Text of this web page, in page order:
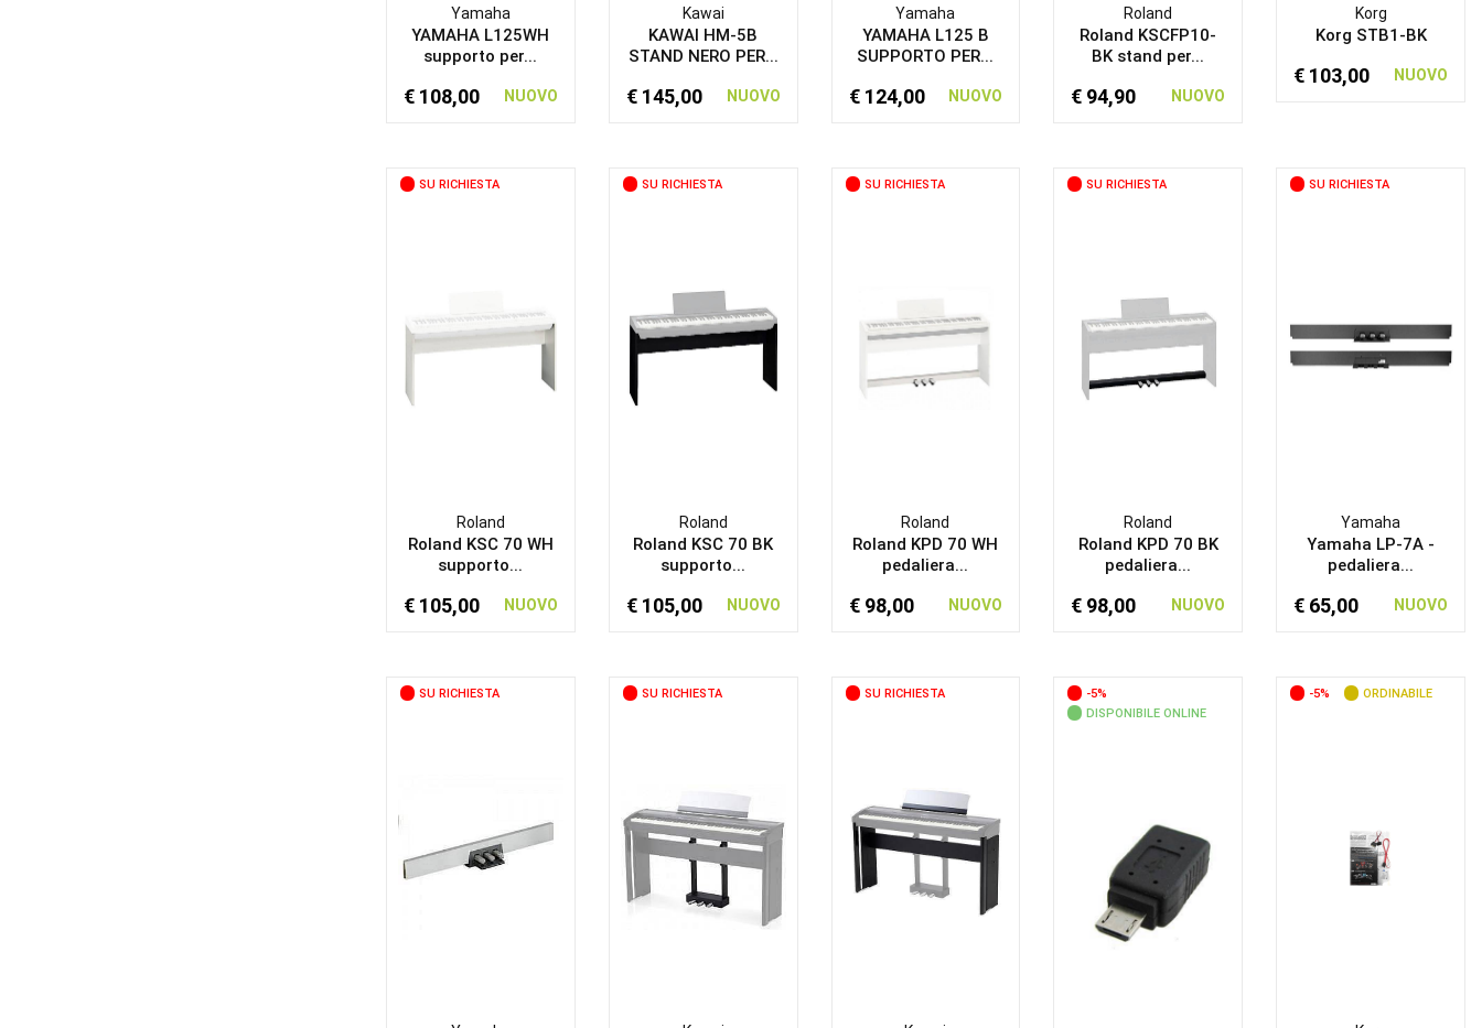
Yamaha
YAMAHA L125WH
supporto per...
€ 108,00 NUOVO
Kawai
KAWAI HM-5B
STAND NERO PER...
€ 145,00 NUOVO
Yamaha
YAMAHA L125 B
SUPPORTO PER...
€ 124,00 NUOVO
Roland
Roland KSCFP10-
BK stand per...
€ 94,90 NUOVO
Korg
Korg STB1-BK
€ 103,00 NUOVO
SU RICHIESTA
Roland
Roland KSC 70 WH
supporto...
€ 105,00 NUOVO
SU RICHIESTA
Roland
Roland KSC 70 BK
supporto...
€ 105,00 NUOVO
SU RICHIESTA
Roland
Roland KPD 70 WH
pedaliera...
€ 98,00 NUOVO
SU RICHIESTA
Roland
Roland KPD 70 BK
pedaliera...
€ 98,00 NUOVO
SU RICHIESTA
Yamaha
Yamaha LP-7A -
pedaliera...
€ 65,00 NUOVO
SU RICHIESTA SU RICHIESTA SU RICHIESTA
-5%
DISPONIBILE ONLINE
-5% ORDINABILE